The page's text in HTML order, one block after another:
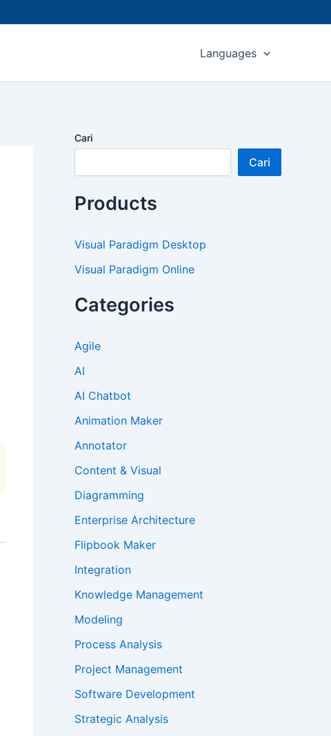
Languages
Cari
Cari
Products
Visual Paradigm Desktop
Visual Paradigm Online
Categories
Agile
AI
AI Chatbot
Animation Maker
Annotator
Content & Visual
Diagramming
Enterprise Architecture
Flipbook Maker
Integration
Knowledge Management
Modeling
Process Analysis
Project Management
Software Development
Strategic Analysis